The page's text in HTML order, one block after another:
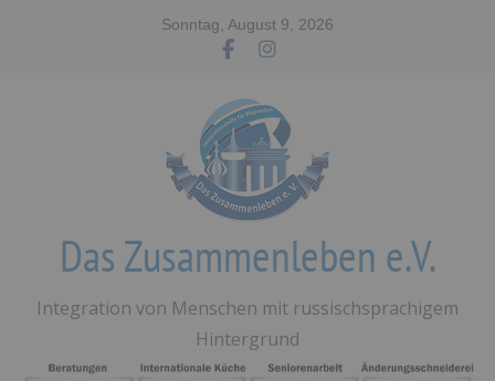
Sonntag, August 9, 2026
Das Zusammenleben e.V.
Integration von Menschen mit russischsprachigem
Hintergrund